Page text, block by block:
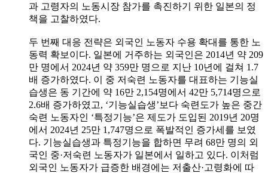
과 고령자의 노동시장 참가를 촉진하기 위한 일본의 정
책을 고찰하였다.
두 번째 대응 전략은 외국인 노동자 수용 확대를 통한 노
동력 확보이다. 일본에 거주하는 외국인은 2014년 약 209
만 명에서 2024년 약 359만 명으로 지난 10년에 걸쳐 1.7
배 증가하였다. 이 중 저숙련 노동자를 대표하는 기능실
습생은 동 기간에 약 16만 2,154명에서 42만 5,714명으로
2.6배 증가하였고, ‘기능실습생’보다 숙련도가 높은 중간
숙련 노동자인 ‘특정기능’은 제도가 도입된 2019년 20명
에서 2024년 25만 1,747명으로 폭발적인 증가세를 보였
다. 기능실습생과 특정기능을 합하면 무려 68만 명의 외
국인 중·저숙련 노동자가 일본에서 일하고 있다. 이처럼
외국인 노동자가 급증한 배경에는 저출산·고령화에 따